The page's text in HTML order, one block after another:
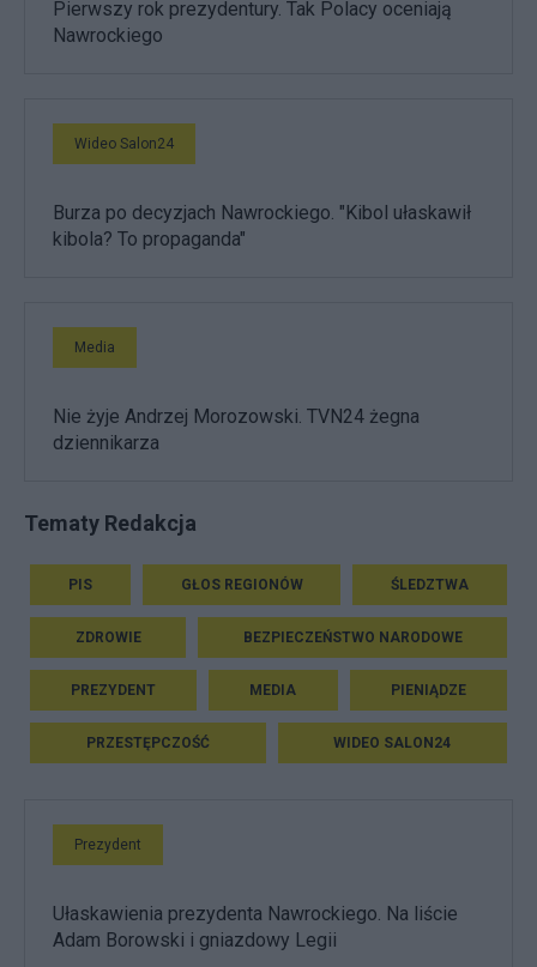
Pierwszy rok prezydentury. Tak Polacy oceniają
Nawrockiego
Wideo Salon24
Burza po decyzjach Nawrockiego. "Kibol ułaskawił
kibola? To propaganda"
Media
Nie żyje Andrzej Morozowski. TVN24 żegna
dziennikarza
Tematy Redakcja
PIS GŁOS REGIONÓW ŚLEDZTWA
ZDROWIE BEZPIECZEŃSTWO NARODOWE
PREZYDENT MEDIA PIENIĄDZE
PRZESTĘPCZOŚĆ WIDEO SALON24
Prezydent
Ułaskawienia prezydenta Nawrockiego. Na liście
Adam Borowski i gniazdowy Legii